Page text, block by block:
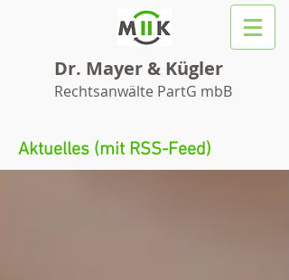
Dr. Mayer & Kügler
Rechtsanwälte PartG mbB
Aktuelles (mit RSS-Feed)